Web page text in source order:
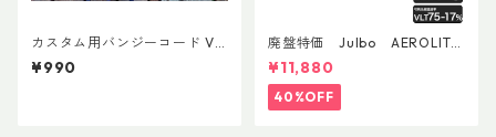
カスタム用バンジーコード Ve
r.3
¥990
廃盤特価 Julbo AEROLITE
AsianFit
¥11,880
40%OFF